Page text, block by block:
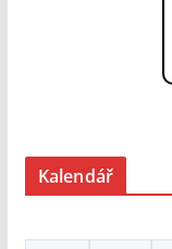
Kalendář